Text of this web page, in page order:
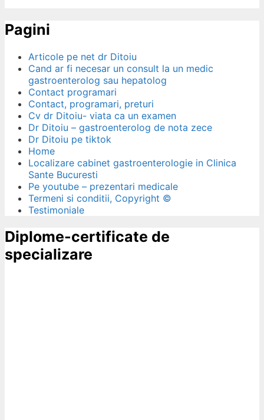
Pagini
Articole pe net dr Ditoiu
Cand ar fi necesar un consult la un medic
gastroenterolog sau hepatolog
Contact programari
Contact, programari, preturi
Cv dr Ditoiu- viata ca un examen
Dr Ditoiu – gastroenterolog de nota zece
Dr Ditoiu pe tiktok
Home
Localizare cabinet gastroenterologie in Clinica
Sante Bucuresti
Pe youtube – prezentari medicale
Termeni si conditii, Copyright ©
Testimoniale
Diplome-certificate de
specializare